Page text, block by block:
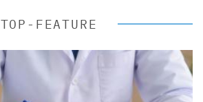
TOP-FEATURE